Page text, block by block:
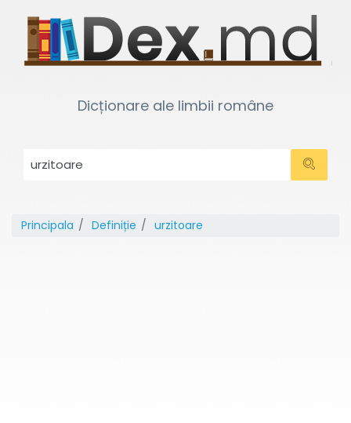
Dicționare ale limbii române
Principala Definiție urzitoare